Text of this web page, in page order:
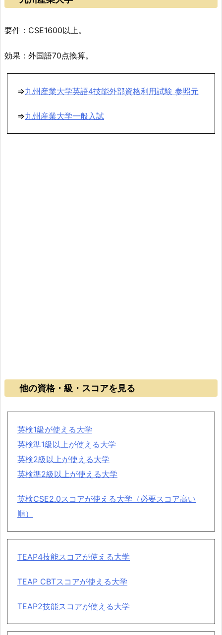
要件：CSE1600以上。
効果：外国語70点換算。
⇒九州産業大学英語4技能外部資格利用試験 参照元
⇒九州産業大学一般入試
他の資格・級・スコアを見る
英検1級が使える大学
英検準1級以上が使える大学
英検2級以上が使える大学
英検準2級以上が使える大学
英検CSE2.0スコアが使える大学（必要スコア高い
順）
TEAP4技能スコアが使える大学
TEAP CBTスコアが使える大学
TEAP2技能スコアが使える大学